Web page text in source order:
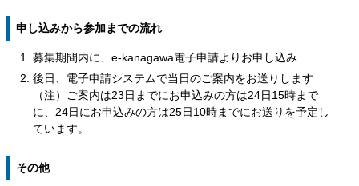
申し込みから参加までの流れ
募集期間内に、e-kanagawa電子申請よりお申し込み
後日、電子申請システムで当日のご案内をお送りします
（注）ご案内は23日までにお申込みの方は24日15時まで
に、24日にお申込みの方は25日10時までにお送りを予定し
ています。
その他